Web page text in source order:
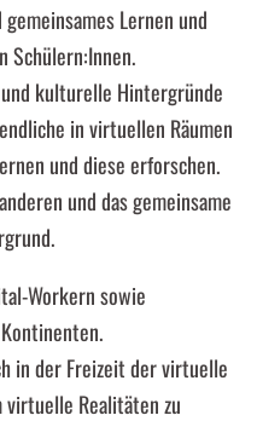
Lernen und
Schülern:Innen.
kulturelle Hintergründe
in virtuellen Räumen
und diese erforschen.
und das gemeinsame
Workern sowie
in der Freizeit der virtuelle
virtuelle Realitäten zu